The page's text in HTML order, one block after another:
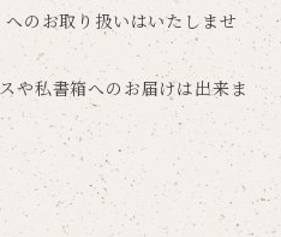
のお取り扱いはいたしませ
や私書箱へのお届けは出来ま